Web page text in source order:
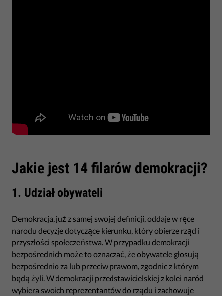
Jakie jest 14 filarów demokracji?
1. Udział obywateli
Demokracja, już z samej swojej definicji, oddaje w ręce
narodu decyzje dotyczące kierunku, który obierze rząd i
przyszłości społeczeństwa. W przypadku demokracji
bezpośrednich może to oznaczać, że obywatele głosują
bezpośrednio za lub przeciw prawom, zgodnie z którym
będą żyli. W demokracji przedstawicielskiej z kolei naród
wybiera swoich reprezentantów do rządu i zachowuje